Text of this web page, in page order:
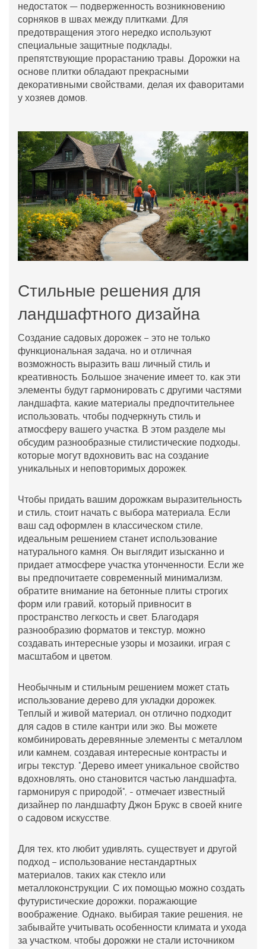
недостаток — подверженность возникновению
сорняков в швах между плитками. Для
предотвращения этого нередко используют
специальные защитные подклады,
препятствующие прорастанию травы. Дорожки на
основе плитки обладают прекрасными
декоративными свойствами, делая их фаворитами
у хозяев домов.
Стильные решения для
ландшафтного дизайна
Создание садовых дорожек – это не только
функциональная задача, но и отличная
возможность выразить ваш личный стиль и
креативность. Большое значение имеет то, как эти
элементы будут гармонировать с другими частями
ландшафта, какие материалы предпочтительнее
использовать, чтобы подчеркнуть стиль и
атмосферу вашего участка. В этом разделе мы
обсудим разнообразные стилистические подходы,
которые могут вдохновить вас на создание
уникальных и неповторимых дорожек.
Чтобы придать вашим дорожкам выразительность
и стиль, стоит начать с выбора материала. Если
ваш сад оформлен в классическом стиле,
идеальным решением станет использование
натурального камня. Он выглядит изысканно и
придает атмосфере участка утонченности. Если же
вы предпочитаете современный минимализм,
обратите внимание на бетонные плиты строгих
форм или гравий, который привносит в
пространство легкость и свет. Благодаря
разнообразию форматов и текстур, можно
создавать интересные узоры и мозаики, играя с
масштабом и цветом.
Необычным и стильным решением может стать
использование дерево для укладки дорожек.
Теплый и живой материал, он отлично подходит
для садов в стиле кантри или эко. Вы можете
комбинировать деревянные элементы с металлом
или камнем, создавая интересные контрасты и
игры текстур. "Дерево имеет уникальное свойство
вдохновлять, оно становится частью ландшафта,
гармонируя с природой", - отмечает известный
дизайнер по ландшафту Джон Брукс в своей книге
о садовом искусстве.
Для тех, кто любит удивлять, существует и другой
подход – использование нестандартных
материалов, таких как стекло или
металлоконструкции. С их помощью можно создать
футуристические дорожки, поражающие
воображение. Однако, выбирая такие решения, не
забывайте учитывать особенности климата и ухода
за участком, чтобы дорожки не стали источником